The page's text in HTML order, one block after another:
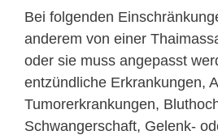
Bei folgenden
anderem von einer
oder sie muss angepasst
entzündliche Erkrankungen,
Tumorerkrankungen,
Schwangerschaft, Gelenk-